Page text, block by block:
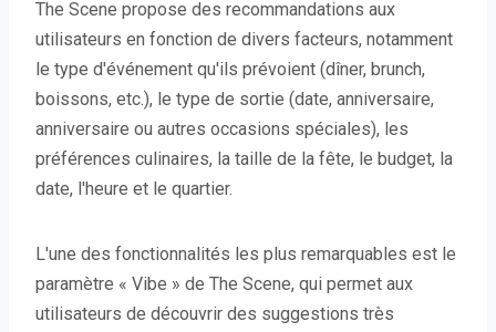
The Scene propose des recommandations aux
utilisateurs en fonction de divers facteurs, notamment
le type d'événement qu'ils prévoient (dîner, brunch,
boissons, etc.), le type de sortie (date, anniversaire,
anniversaire ou autres occasions spéciales), les
préférences culinaires, la taille de la fête, le budget, la
date, l'heure et le quartier.
L'une des fonctionnalités les plus remarquables est le
paramètre « Vibe » de The Scene, qui permet aux
utilisateurs de découvrir des suggestions très